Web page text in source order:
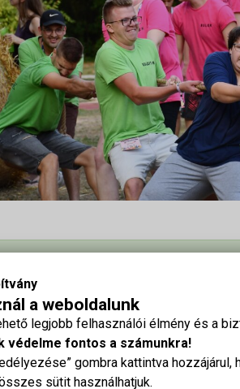
a weboldalunk
legjobb felhasználói élmény és a
védelme fontos a számunkra!
gombra kattintva hozzájárul,
sütit használhatjuk.
Felvételi tájékoztatótartalmazza a
módszereket és egyéb, az